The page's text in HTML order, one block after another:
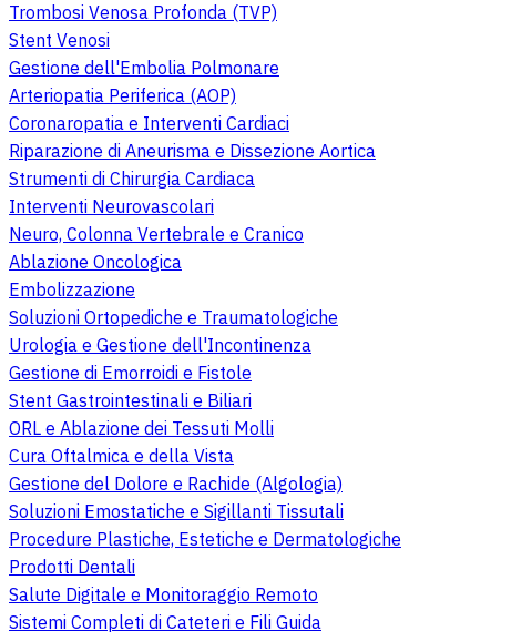
Trombosi Venosa Profonda (TVP)
Stent Venosi
Gestione dell'Embolia Polmonare
Arteriopatia Periferica (AOP)
Coronaropatia e Interventi Cardiaci
Riparazione di Aneurisma e Dissezione Aortica
Strumenti di Chirurgia Cardiaca
Interventi Neurovascolari
Neuro, Colonna Vertebrale e Cranico
Ablazione Oncologica
Embolizzazione
Soluzioni Ortopediche e Traumatologiche
Urologia e Gestione dell'Incontinenza
Gestione di Emorroidi e Fistole
Stent Gastrointestinali e Biliari
ORL e Ablazione dei Tessuti Molli
Cura Oftalmica e della Vista
Gestione del Dolore e Rachide (Algologia)
Soluzioni Emostatiche e Sigillanti Tissutali
Procedure Plastiche, Estetiche e Dermatologiche
Prodotti Dentali
Salute Digitale e Monitoraggio Remoto
Sistemi Completi di Cateteri e Fili Guida